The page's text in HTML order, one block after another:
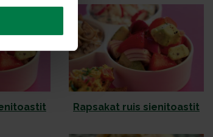
Rapsakat ruis sienitoastit